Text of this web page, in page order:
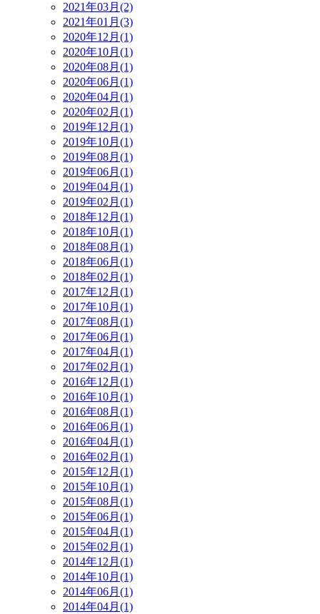
2021年03月(2)
2021年01月(3)
2020年12月(1)
2020年10月(1)
2020年08月(1)
2020年06月(1)
2020年04月(1)
2020年02月(1)
2019年12月(1)
2019年10月(1)
2019年08月(1)
2019年06月(1)
2019年04月(1)
2019年02月(1)
2018年12月(1)
2018年10月(1)
2018年08月(1)
2018年06月(1)
2018年02月(1)
2017年12月(1)
2017年10月(1)
2017年08月(1)
2017年06月(1)
2017年04月(1)
2017年02月(1)
2016年12月(1)
2016年10月(1)
2016年08月(1)
2016年06月(1)
2016年04月(1)
2016年02月(1)
2015年12月(1)
2015年10月(1)
2015年08月(1)
2015年06月(1)
2015年04月(1)
2015年02月(1)
2014年12月(1)
2014年10月(1)
2014年06月(1)
2014年04月(1)